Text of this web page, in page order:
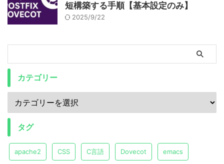
短構築する手順【基本設定のみ】
2025/9/22
カテゴリー
タグ
apache2 CSS C言語 Dovecot emacs